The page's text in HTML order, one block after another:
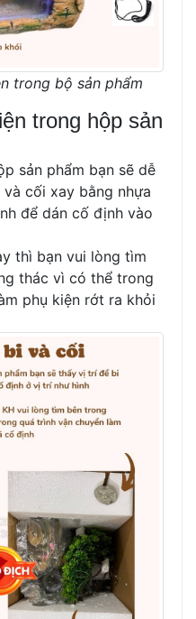
trong bộ sản phẩm
trong hộp sản
sản phẩm bạn sẽ dễ
cối xay bằng nhựa
để dán cố định vào
thì bạn vui lòng tìm
thác vì có thể trong
phụ kiện rớt ra khỏi